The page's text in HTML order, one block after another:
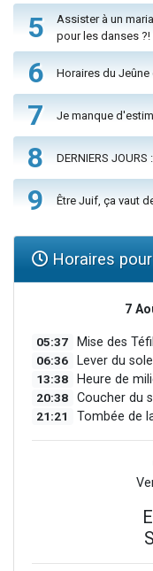
5
Assister à un
pour les danses ?!
6 Horaires du Jeûne
7 Je manque
8 DERNIERS
9 Être Juif, ça vaut
Horaires
7
05:37 Mise des
06:36 Lever du
13:38 Heure de
20:38 Coucher du
21:21 Tombée de